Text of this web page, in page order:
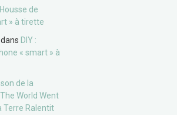
de
» à tirette
dans DIY :
« smart » à
de la
World Went
Terre Ralentit